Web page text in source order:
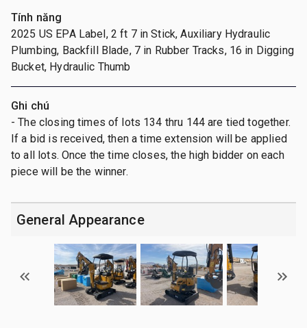
Tính năng
2025 US EPA Label, 2 ft 7 in Stick, Auxiliary Hydraulic
Plumbing, Backfill Blade, 7 in Rubber Tracks, 16 in Digging
Bucket, Hydraulic Thumb
Ghi chú
- The closing times of lots 134 thru 144 are tied together.
If a bid is received, then a time extension will be applied
to all lots. Once the time closes, the high bidder on each
piece will be the winner.
General Appearance